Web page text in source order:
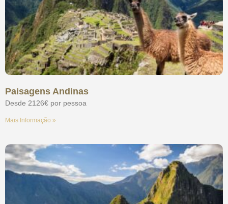
Paisagens Andinas
Desde 2126€ por pessoa
Mais Informação »